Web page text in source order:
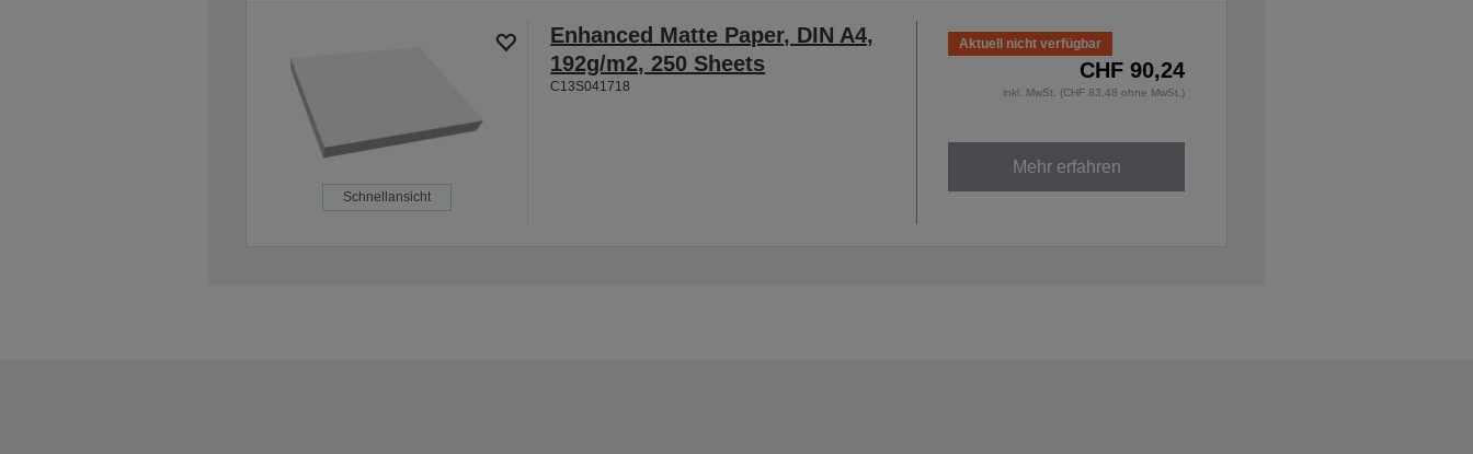
Schnellansicht
Enhanced Matte Paper, DIN A4,
192g/m2, 250 Sheets
C13S041718
Aktuell nicht verfügbar
CHF 90,24
inkl. MwSt. (CHF 83,48 ohne MwSt.)
Mehr erfahren